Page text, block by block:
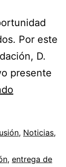
Por este
D.
presente
, Noticias,
, entrega de